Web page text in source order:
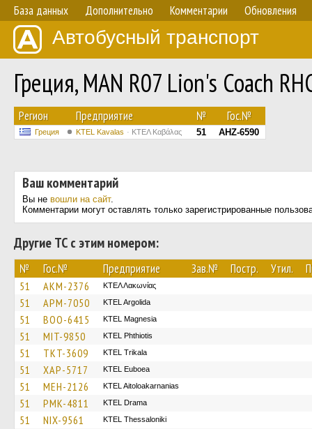
База данных Дополнительно Комментарии Обновления
Автобусный транспорт
Греция, MAN R07 Lion's Coach
Регион Предприятие № Гос.№
Греция KTEL Kavalas ΚΤΕΛ Καβάλας 51 AHZ-6590
Ваш комментарий
Вы не вошли на сайт.
Комментарии могут оставлять только зарегистрированные
Другие ТС с этим номером:
№ Гос.№ Предприятие Зав.№ Постр. Утил.
51 AKM-2376 ΚΤΕΛ Λακωνίας
51 APM-7050 KTEL Argolida
51 BOO-6415 ΚΤΕL Magnesia
51 MIT-9850 ΚΤΕL Phthiotis
51 TKT-3609 ΚΤΕL Τrikala
51 XAP-5717 ΚΤΕL Euboea
51 MEH-2126 KTEL Aitoloakarnanias
51 PMK-4811 KTEL Drama
51 NIX-9561 KTEL Thessaloniki